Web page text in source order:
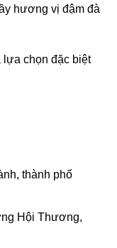
hương vị đậm đà
lựa chọn đặc biệt
thành phố
Hội Thương,